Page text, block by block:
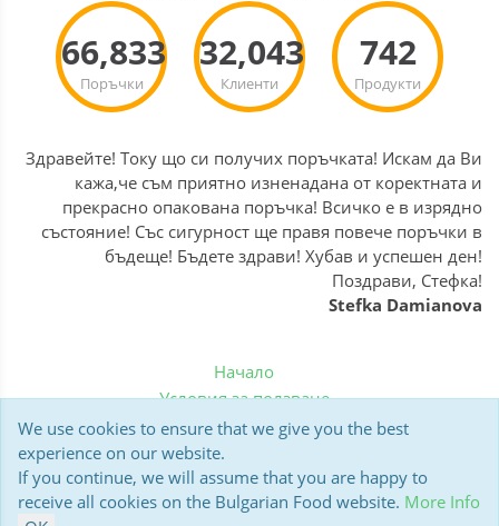
Поръчки
66,833
Клиенти
32,043
Продукти
742
Здравейте! Току що си получих поръчката! Искам да Ви
кажа,че съм приятно изненадана от коректната и
прекрасно опакована поръчка! Всичко е в изрядно
състояние! Със сигурност ще правя повече поръчки в
бъдеще! Бъдете здрави! Хубав и успешен ден!
Поздрави, Стефка!
Stefka Damianova
Начало
Условия за ползване
Политика за бисквитки
Доставка
Мнения на клиенти
Polar13 BulgarianFood.co.uk © 2006-2026
We use cookies to ensure that we give you the best
experience on our website.
If you continue, we will assume that you are happy to
receive all cookies on the Bulgarian Food website. More Info